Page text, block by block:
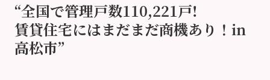
“全国で管理戸数110,221戸!
賃貸住宅にはまだまだ商機あり！in
高松市”